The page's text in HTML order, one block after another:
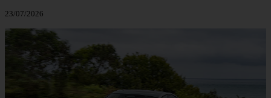
23/07/2026